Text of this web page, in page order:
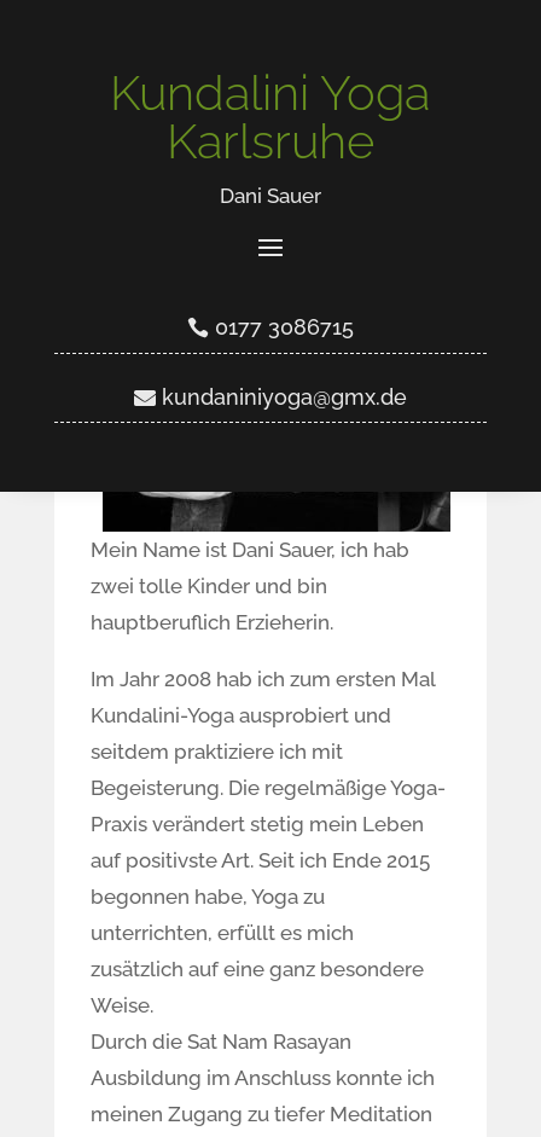
Kundalini Yoga
Karlsruhe
Dani Sauer
0177 3086715
kundaniniyoga@gmx.de
ÜBER MICH
Mein Name ist Dani Sauer, ich hab
zwei tolle Kinder und bin
hauptberuflich Erzieherin.
Im Jahr 2008 hab ich zum ersten Mal
Kundalini-Yoga ausprobiert und
seitdem praktiziere ich mit
Begeisterung. Die regelmäßige Yoga-
Praxis verändert stetig mein Leben
auf positivste Art. Seit ich Ende 2015
begonnen habe, Yoga zu
unterrichten, erfüllt es mich
zusätzlich auf eine ganz besondere
Weise.
Durch die Sat Nam Rasayan
Ausbildung im Anschluss konnte ich
meinen Zugang zu tiefer Meditation